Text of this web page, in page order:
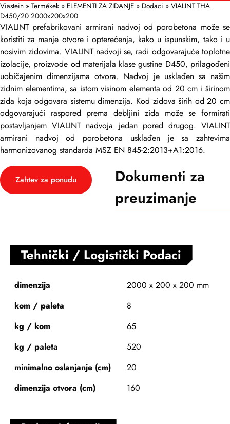
Viastein » Termékek » ELEMENTI ZA ZIDANJE » Dodaci » VIALINT THA
D450/20 2000x200x200
VIALINT prefabrikovani armirani nadvoj od porobetona može se
koristiti za manje otvore i opterećenja, kako u ispunskim, tako i u
nosivim zidovima. VIALINT nadvoji se, radi odgovarajuće toplotne
izolacije, proizvode od materijala klase gustine D450, prilagođeni
uobičajenim dimenzijama otvora. Nadvoj je usklađen sa našim
zidnim elementima, sa istom visinom elementa od 20 cm i širinom
zida koja odgovara sistemu dimenzija. Kod zidova širih od 20 cm
odgovarajući raspored prema debljini zida može se formirati
postavljanjem VIALINT nadvoja jedan pored drugog. VIALINT
armirani nadvoj od porobetona usklađen je sa zahtevima
harmonizovanog standarda MSZ EN 845-2:2013+A1:2016.
Zahtev za ponudu
Dokumenti za
preuzimanje
Tehnički / Logistički Podaci
dimenzija
2000 x 200 x 200 mm
kom / paleta
8
kg / kom
65
kg / paleta
520
minimalno oslanjanje (cm)
20
dimenzija otvora (cm)
160